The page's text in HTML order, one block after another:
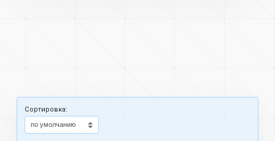
Cортировка: